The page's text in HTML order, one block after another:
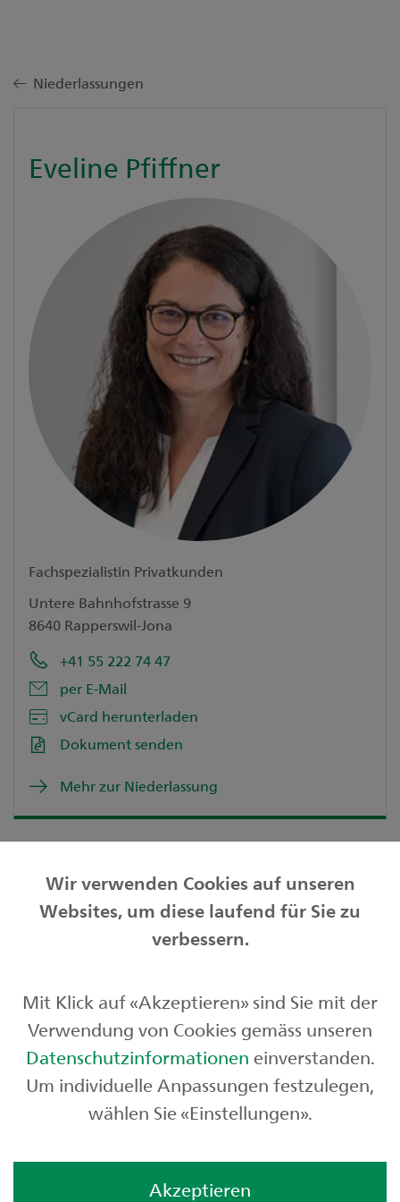
Niederlassungen
Eveline Pfiffner
Fachspezialistin Privatkunden
Untere Bahnhofstrasse 9
8640 Rapperswil-Jona
+41 55 222 74 47
per E-Mail
vCard herunterladen
Dokument senden
Mehr zur Niederlassung
Privatkunden
Börse und Märkte
Über uns
Wir verwenden Cookies auf unseren
Websites, um diese laufend für Sie zu
verbessern.
Mit Klick auf «Akzeptieren» sind Sie mit der
Verwendung von Cookies gemäss unseren
Datenschutzinformationen einverstanden.
Um individuelle Anpassungen festzulegen,
wählen Sie «Einstellungen».
Akzeptieren